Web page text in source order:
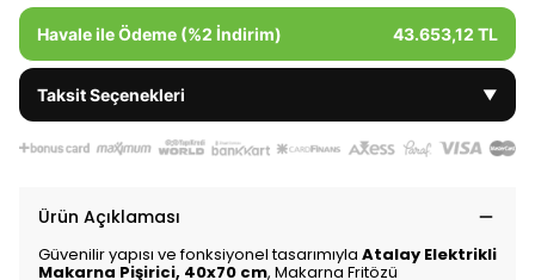
Havale ile Ödeme (%2 İndirim) 43.653,12 TL
Taksit Seçenekleri ▼
Ürün Açıklaması
Güvenilir yapısı ve fonksiyonel tasarımıyla Atalay Elektrikli
Makarna Pişirici, 40x70 cm, Makarna Fritözü